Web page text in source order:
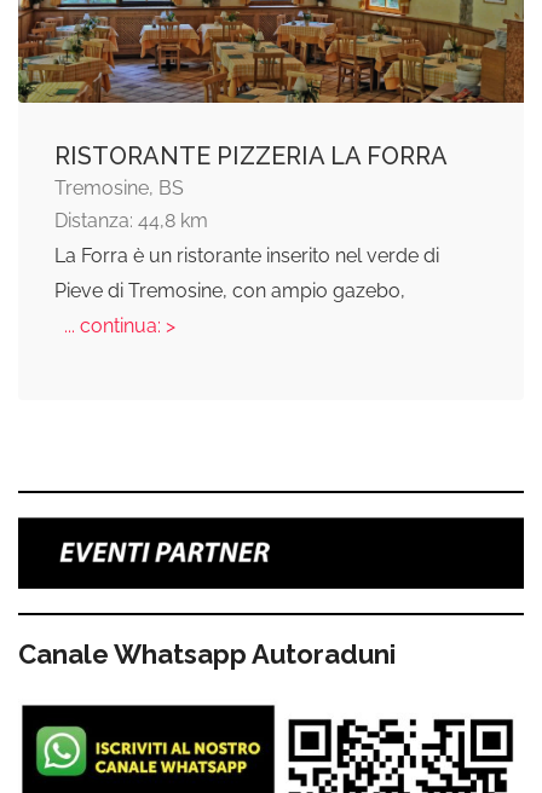
RISTORANTE PIZZERIA LA FORRA
Tremosine, BS
Distanza: 44,8 km
La Forra è un ristorante inserito nel verde di
Pieve di Tremosine, con ampio gazebo,
... continua: >
Canale Whatsapp Autoraduni